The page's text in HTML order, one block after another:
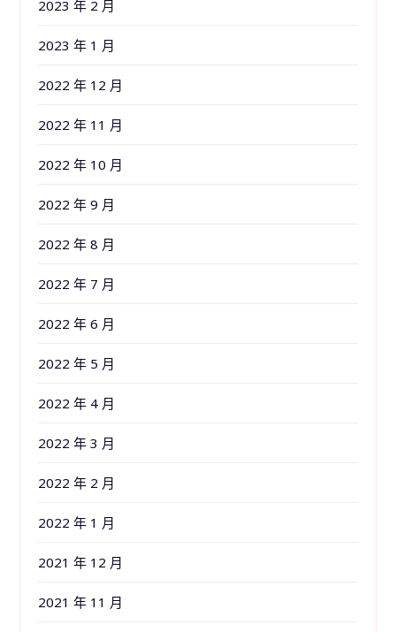
2023 年 2 月
2023 年 1 月
2022 年 12 月
2022 年 11 月
2022 年 10 月
2022 年 9 月
2022 年 8 月
2022 年 7 月
2022 年 6 月
2022 年 5 月
2022 年 4 月
2022 年 3 月
2022 年 2 月
2022 年 1 月
2021 年 12 月
2021 年 11 月